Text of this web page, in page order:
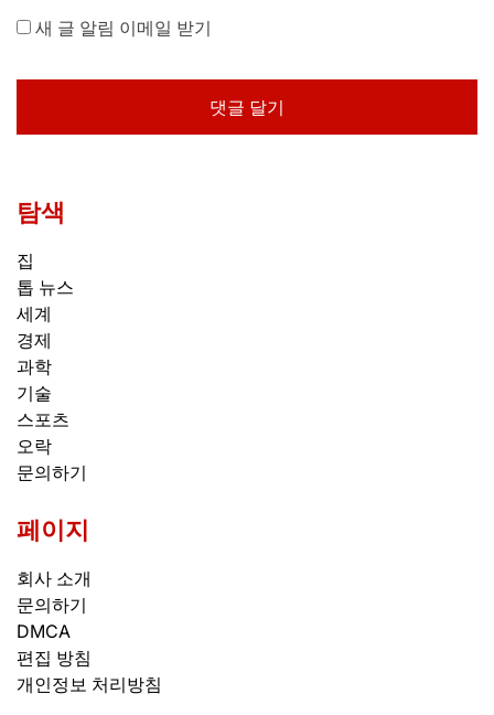
새 글 알림 이메일 받기
탐색
집
톱 뉴스
세계
경제
과학
기술
스포츠
오락
문의하기
페이지
회사 소개
문의하기
DMCA
편집 방침
개인정보 처리방침